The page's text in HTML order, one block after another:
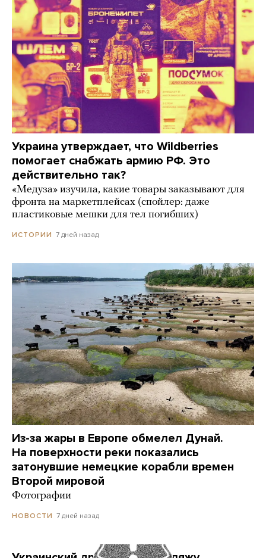
Украина утверждает, что Wildberries
помогает снабжать армию РФ. Это
действительно так?
«Медуза» изучила, какие товары заказывают для
фронта на маркетплейсах (спойлер: даже
пластиковые мешки для тел погибших)
ИСТОРИИ 7 дней назад
Из-за жары в Европе обмелел Дунай.
На поверхности реки показались
затонувшие немецкие корабли времен
Второй мировой
Фотографии
НОВОСТИ 7 дней назад